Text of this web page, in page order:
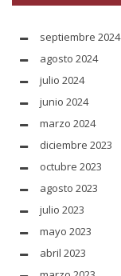
septiembre 2024
agosto 2024
julio 2024
junio 2024
marzo 2024
diciembre 2023
octubre 2023
agosto 2023
julio 2023
mayo 2023
abril 2023